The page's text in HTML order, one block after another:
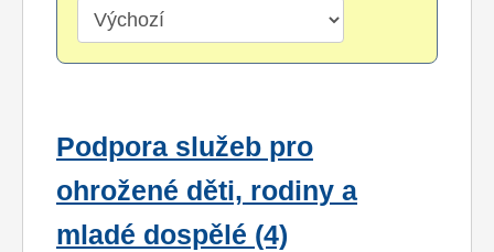
Podpora služeb pro
ohrožené děti, rodiny a
mladé dospělé (4)